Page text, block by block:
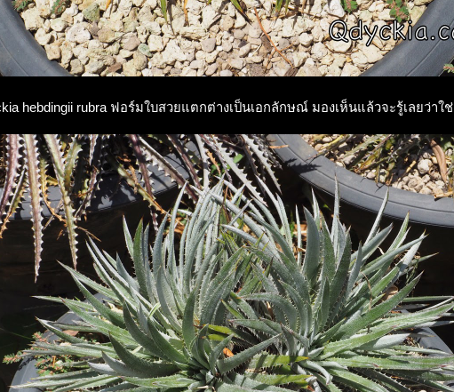
hebdingii rubra ฟอร์มใบสวยแตกต่างเป็นเอกลักษณ์ มองเห็นแล้วจะรู้เลยว่าใช่